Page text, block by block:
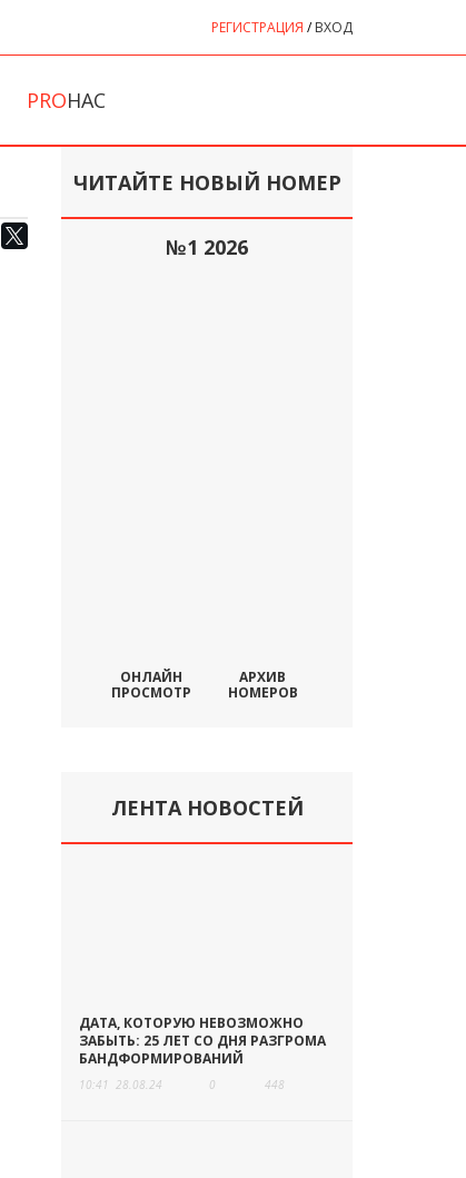
РЕГИСТРАЦИЯ /ВХОД
PROНАС
ЧИТАЙТЕ НОВЫЙ НОМЕР
№1 2026
ОНЛАЙН
ПРОСМОТР
АРХИВ
НОМЕРОВ
ЛЕНТА НОВОСТЕЙ
ДАТА, КОТОРУЮ НЕВОЗМОЖНО
ЗАБЫТЬ: 25 ЛЕТ СО ДНЯ РАЗГРОМА
БАНДФОРМИРОВАНИЙ
10:41 28.08.24 0 448